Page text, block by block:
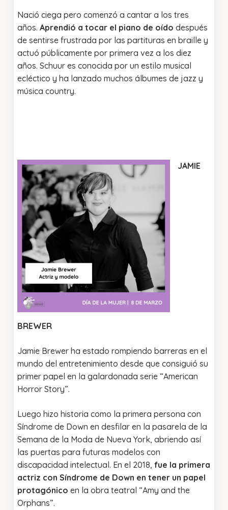
Nació ciega pero comenzó a cantar a los tres
años. Aprendió a tocar el piano de oído después
de sentirse frustrada por las partituras en braille y
actuó públicamente por primera vez a los diez
años. Schuur es conocida por un estilo musical
ecléctico y ha lanzado muchos álbumes de jazz y
música country.
JAMIE
BREWER
Jamie Brewer ha estado rompiendo barreras en el
mundo del entretenimiento desde que consiguió su
primer papel en la galardonada serie “American
Horror Story”.
Luego hizo historia como la primera persona con
Síndrome de Down en desfilar en la pasarela de la
Semana de la Moda de Nueva York, abriendo así
las puertas para futuras modelos con
discapacidad intelectual. En el 2018, fue la primera
actriz con Síndrome de Down en tener un papel
protagónico en la obra teatral “Amy and the
Orphans”.